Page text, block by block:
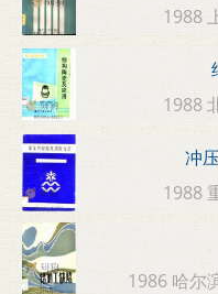
1988
1988
冲
1988
1986 哈尔